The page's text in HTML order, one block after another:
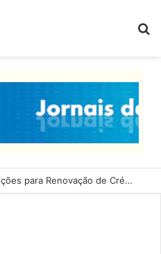
Lucas Ribeiro inspeciona obras da última etapa do Centro de Convenções